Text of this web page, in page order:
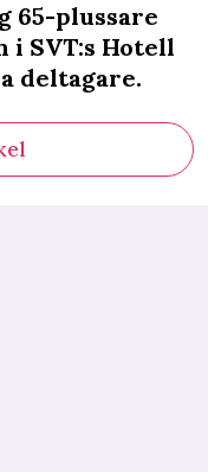
65-plussare
i SVT:s Hotell
deltagare.